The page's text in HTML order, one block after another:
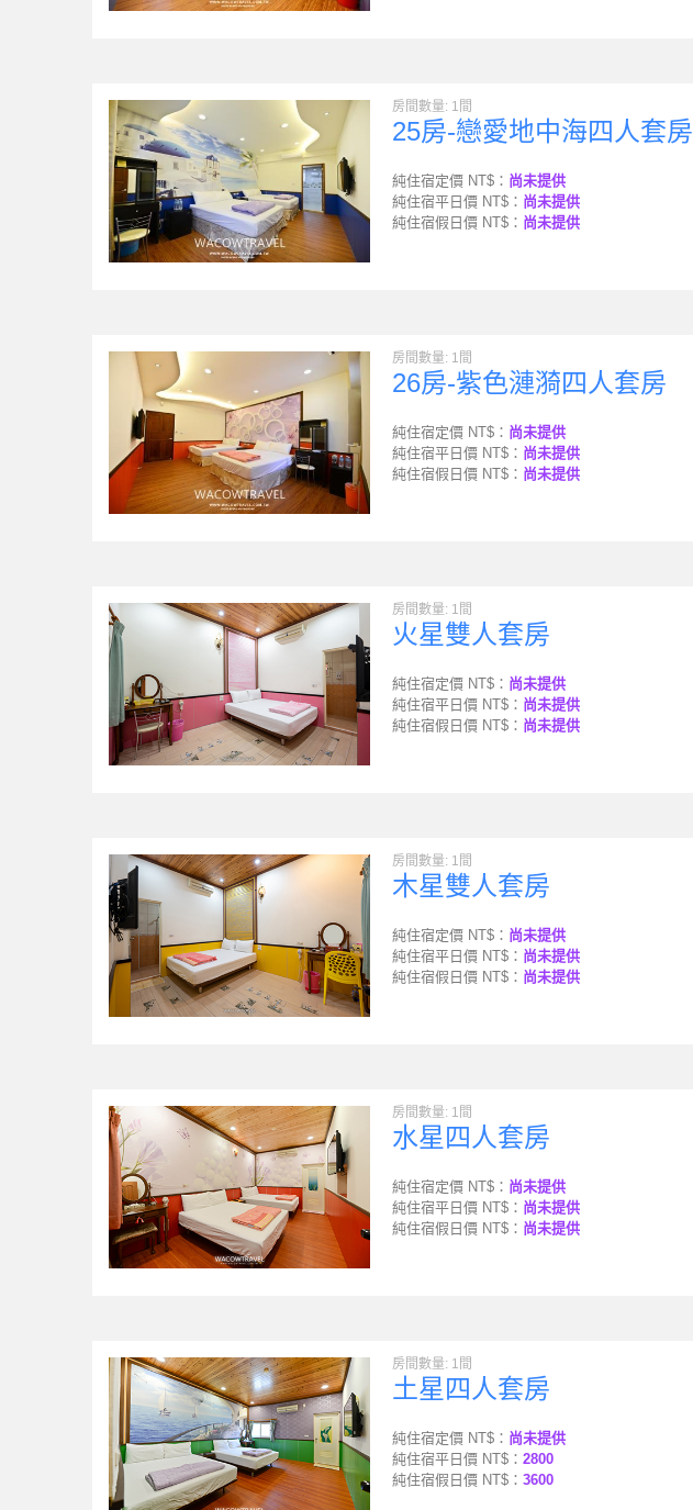
房間數量: 1間
25房-戀愛地中海四人套房
純住宿定價 NT$： 尚未提供
純住宿平日價 NT$： 尚未提供
純住宿假日價 NT$： 尚未提供
房間數量: 1間
26房-紫色漣漪四人套房
純住宿定價 NT$： 尚未提供
純住宿平日價 NT$： 尚未提供
純住宿假日價 NT$： 尚未提供
房間數量: 1間
火星雙人套房
純住宿定價 NT$： 尚未提供
純住宿平日價 NT$： 尚未提供
純住宿假日價 NT$： 尚未提供
房間數量: 1間
木星雙人套房
純住宿定價 NT$： 尚未提供
純住宿平日價 NT$： 尚未提供
純住宿假日價 NT$： 尚未提供
房間數量: 1間
水星四人套房
純住宿定價 NT$： 尚未提供
純住宿平日價 NT$： 尚未提供
純住宿假日價 NT$： 尚未提供
房間數量: 1間
土星四人套房
純住宿定價 NT$： 尚未提供
純住宿平日價 NT$： 2800
純住宿假日價 NT$： 3600